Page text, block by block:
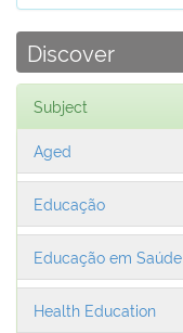
Discover
Subject
Aged
Educação
Educação em Saúde
Health Education